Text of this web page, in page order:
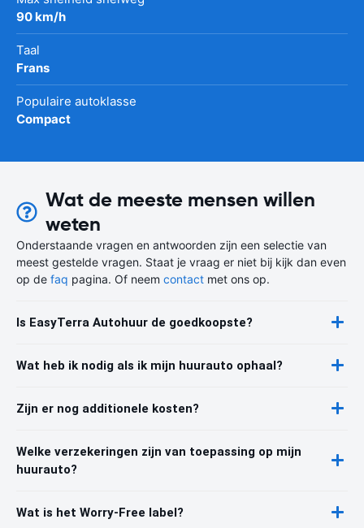
90 km/h
Taal
Frans
Populaire autoklasse
Compact
Wat de meeste mensen willen
weten
Onderstaande vragen en antwoorden zijn een selectie van
meest gestelde vragen. Staat je vraag er niet bij kijk dan even
op de faq pagina. Of neem contact met ons op.
Is EasyTerra Autohuur de goedkoopste?
Wat heb ik nodig als ik mijn huurauto ophaal?
Zijn er nog additionele kosten?
Welke verzekeringen zijn van toepassing op mijn
huurauto?
Wat is het Worry-Free label?